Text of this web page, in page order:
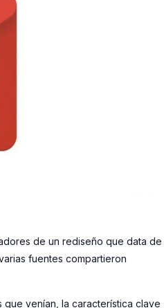
de un rediseño que data de
fuentes compartieron
venían, la característica clave